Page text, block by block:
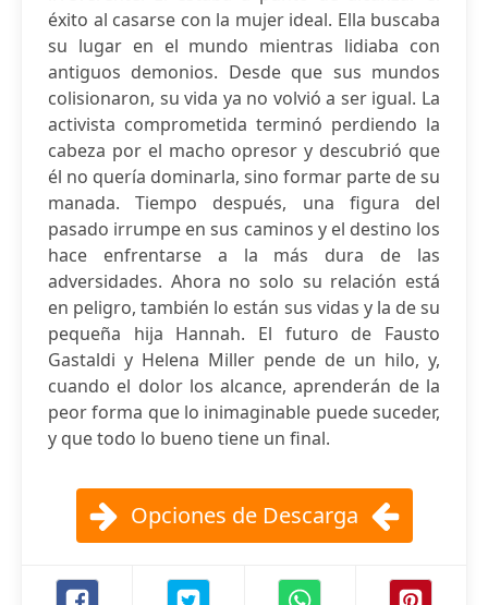
éxito al casarse con la mujer ideal. Ella buscaba
su lugar en el mundo mientras lidiaba con
antiguos demonios. Desde que sus mundos
colisionaron, su vida ya no volvió a ser igual. La
activista comprometida terminó perdiendo la
cabeza por el macho opresor y descubrió que
él no quería dominarla, sino formar parte de su
manada. Tiempo después, una figura del
pasado irrumpe en sus caminos y el destino los
hace enfrentarse a la más dura de las
adversidades. Ahora no solo su relación está
en peligro, también lo están sus vidas y la de su
pequeña hija Hannah. El futuro de Fausto
Gastaldi y Helena Miller pende de un hilo, y,
cuando el dolor los alcance, aprenderán de la
peor forma que lo inimaginable puede suceder,
y que todo lo bueno tiene un final.
Opciones de Descarga